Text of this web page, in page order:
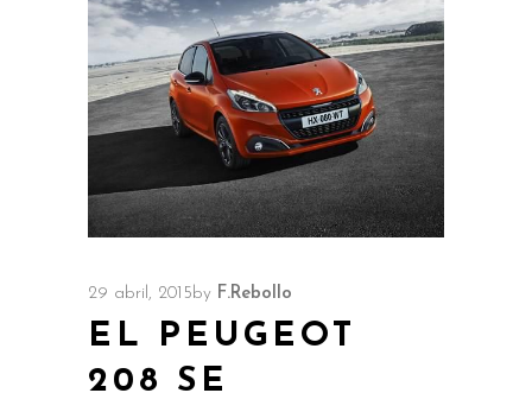
29 abril, 2015by F.Rebollo
EL PEUGEOT
208 SE